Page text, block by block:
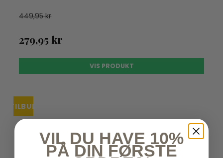
449,95 kr
279,95 kr
VIS PRODUKT
TILBUD
VIL DU HAVE 10%
PÅ DIN FØRSTE